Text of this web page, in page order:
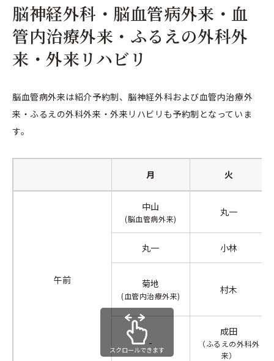
脳神経外科・脳血管病外来・血
管内治療外来・ふるえの外科外
来・外来リハビリ
脳血管病外来は紹介予約制、脳神経外科および血管内治療外
来・ふるえの外科外来・外来リハビリも予約制となっていま
す。
月 火
午前
中山
(脳血管病外来)
丸一
丸一 小林
菊地
(血管内治療外来)
村木
-
成田
（ふるえの外科外
来）
スクロールできます